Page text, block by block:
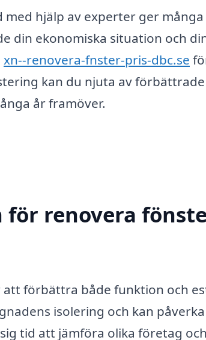
hjälp av experter ger många
din ekonomiska situation och
xn--renovera-fnster-pris-dbc.se
kan du njuta av förbättrade
år framöver.
renovera
förbättra både funktion och
isolering och kan påverka
tid att jämföra olika företag och